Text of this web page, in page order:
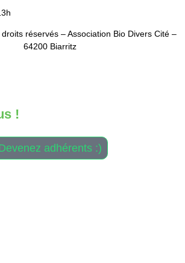
réservés – Association Bio Divers Cité –
64200 Biarritz
!
adhérents :)